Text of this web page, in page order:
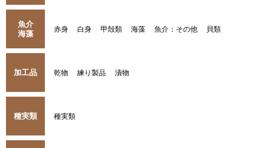
魚介
海藻
赤身 白身 甲殻類 海藻 魚介：その他 貝類
加工品 乾物 練り製品 漬物
種実類 種実類